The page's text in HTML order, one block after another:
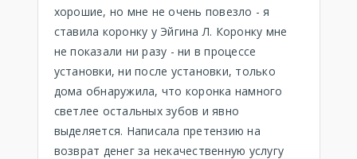
хорошие, но мне не очень повезло - я
ставила коронку у Эйгина Л. Коронку мне
не показали ни разу - ни в процессе
установки, ни после установки, только
дома обнаружила, что коронка намного
светлее остальных зубов и явно
выделяется. Написала претензию на
возврат денег за некачественную услугу